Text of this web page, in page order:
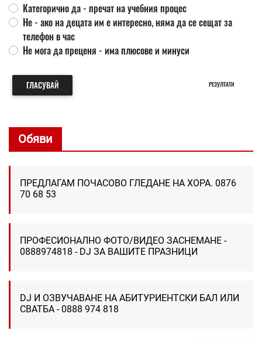
Категорично да - пречат на учебния процес
Не - ако на децата им е интересно, няма да се сещат за
телефон в час
Не мога да преценя - има плюсове и минуси
ГЛАСУВАЙ РЕЗУЛТАТИ
Обяви
ПРЕДЛАГАМ ПОЧАСОВО ГЛЕДАНЕ НА ХОРА. 0876
70 68 53
ПРОФЕСИОНАЛНО ФОТО/ВИДЕО ЗАСНЕМАНЕ -
0888974818 - DJ ЗА ВАШИТЕ ПРАЗНИЦИ
DJ И ОЗВУЧАВАНЕ НА АБИТУРИЕНТСКИ БАЛ ИЛИ
СВАТБА - 0888 974 818